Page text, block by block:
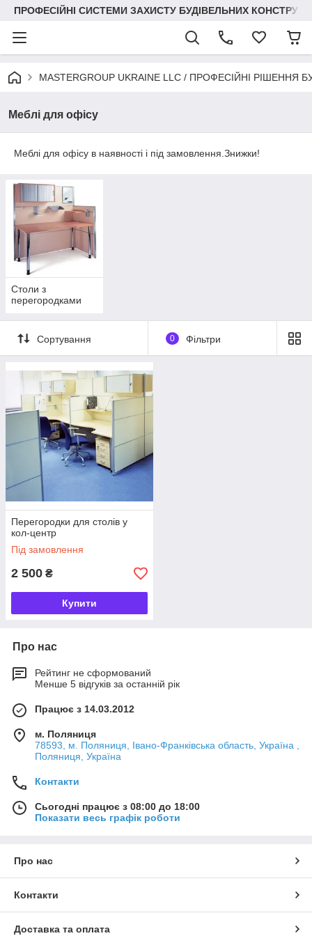
ПРОФЕСІЙНІ СИСТЕМИ ЗАХИСТУ БУДІВЕЛЬНИХ КОНСТРУКЦІЙ
MASTERGROUP UKRAINE LLC / ПРОФЕСІЙНІ РІШЕННЯ
Меблі для офісу
Меблі для офісу в наявності і під замовлення.Знижки!
Столи з
перегородками
Сортування 0 Фільтри
Перегородки для столів у
кол-центр
Під замовлення
2 500 ₴
Купити
Про нас
Рейтинг не сформований
Менше 5 відгуків за останній рік
Працює з 14.03.2012
м. Поляниця
78593, м. Поляниця, Івано-Франківська область, Україна ,
Поляниця, Україна
Контакти
Сьогодні працює з 08:00 до 18:00
Показати весь графік роботи
Про нас
Контакти
Доставка та оплата